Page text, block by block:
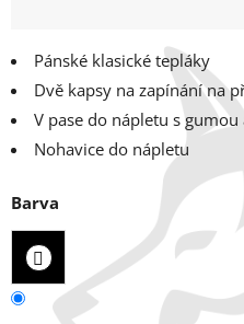
Pánské klasické tepláky
Dvě kapsy na zapínání na
V pase do nápletu s
Nohavice do nápletu
Barva